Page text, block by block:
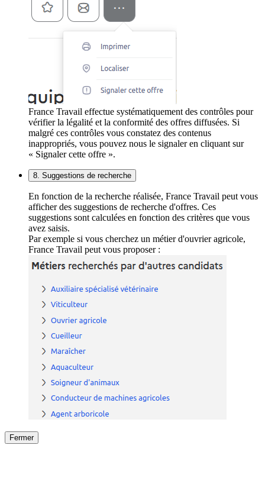
France Travail effectue systématiquement des contrôles pour
vérifier la légalité et la conformité des offres diffusées. Si
malgré ces contrôles vous constatez des contenus
inappropriés, vous pouvez nous le signaler en cliquant sur
« Signaler cette offre ».
8. Suggestions de recherche
En fonction de la recherche réalisée, France Travail peut vous
afficher des suggestions de recherche d'offres. Ces
suggestions sont calculées en fonction des critères que vous
avez saisis.
Par exemple si vous cherchez un métier d'ouvrier agricole,
France Travail peut vous proposer :
Fermer